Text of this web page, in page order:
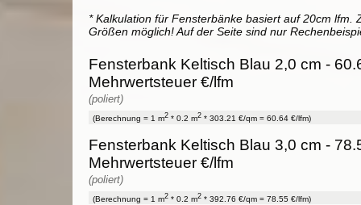
* Kalkulation für Fensterbänke basiert auf 20cm lfm.
Größen möglich! Auf der Seite sind nur
Fensterbank Keltisch Blau 2,0 cm -
Mehrwertsteuer €/lfm
(poliert)
(Berechnung = 1 m2 * 0.2 m2 * 303.21 €/qm = 60.64 €/lfm)
Fensterbank Keltisch Blau 3,0 cm -
Mehrwertsteuer €/lfm
(poliert)
(Berechnung = 1 m2 * 0.2 m2 * 392.76 €/qm = 78.55 €/lfm)